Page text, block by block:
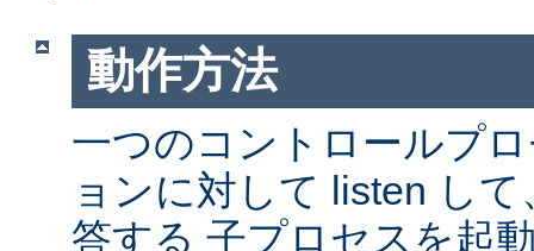
動作方法
一つのコントロールプ
ョンに対して listen し
答する 子プロセスを起